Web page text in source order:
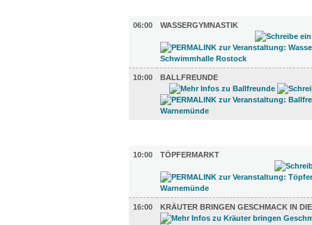
06:00
WASSERGYMNASTIK
10:00 BALLFREUNDE
10:00
TÖPFERMARKT
16:00 KRÄUTER BRINGEN GESCHMACK IN